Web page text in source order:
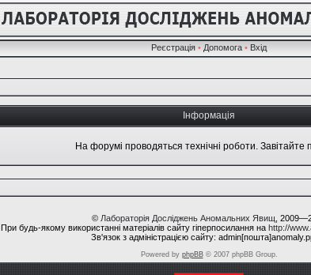
Реєстрація • Допомога • Вхід
Інформація
На форумі проводяться технічні роботи. Завітайте
© Лабораторія Досліджень Аномальних Явищ ,
При будь-якому використанні матеріалів сайту гіперпосилання на http://
Зв'язок з адміністрацією сайту:
Powered by phpBB© 2007 phpBB Group.